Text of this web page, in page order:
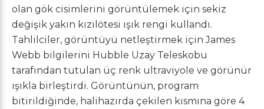
olan gök cisimlerini görüntülemek için sekiz
değişik yakın kızılötesi ışık rengi kullandı.
Tahlilciler, görüntüyü netleştirmek için James
Webb bilgilerini Hubble Uzay Teleskobu
tarafından tutulan üç renk ultraviyole ve görünür
ışıkla birleştirdi. Görüntünün, program
bitirildiğinde, halihazırda çekilen kısmına göre 4